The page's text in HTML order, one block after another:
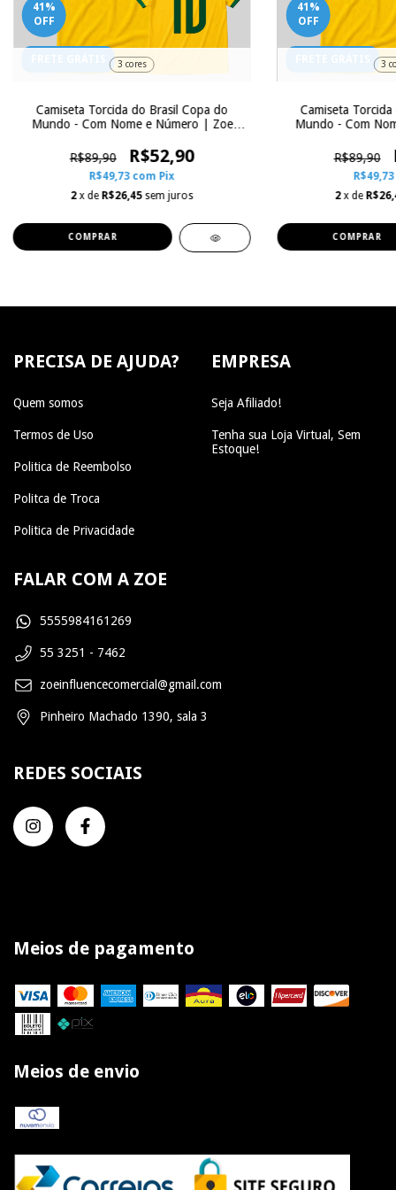
41 %
OFF
3 cores
Camiseta Torcida do Brasil Copa do
Mundo - Com Nome e Número | Zoe
R$89,90
R$52,90
R$49,73 com Pix
2 x de R$26,45 sem juros
COMPRAR
41 %
OFF
3
Camiseta
Mundo - Com
R$89,90
R$49,73
2 x de
COMPRAR
PRECISA DE AJUDA?
Quem somos
Termos de Uso
Politica de Reembolso
Politca de Troca
Politica de Privacidade
EMPRESA
Seja Afiliado!
Tenha sua Loja Virtual, Sem
Estoque!
FALAR COM A ZOE
5555984161269
55 3251 - 7462
zoeinfluencecomercial@gmail.com
Pinheiro Machado 1390, sala 3
REDES SOCIAIS
Meios de pagamento
Meios de envio